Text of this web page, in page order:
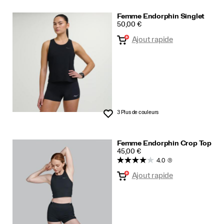
Femme Endorphin Singlet
PRICE
50,00 €
Liste de souhaits
Ajout rapide
3 Plus de couleurs
Femme Endorphin Crop Top
PRICE
45,00 €
4.0 (3)
Ajout rapide